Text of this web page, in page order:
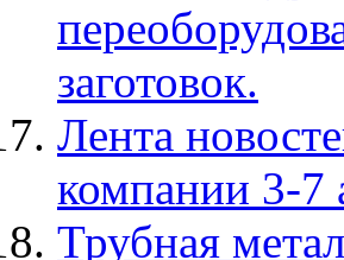
заготовок.
Лента
компании 3-7
Трубная